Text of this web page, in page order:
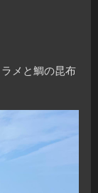
メと鯛の昆布